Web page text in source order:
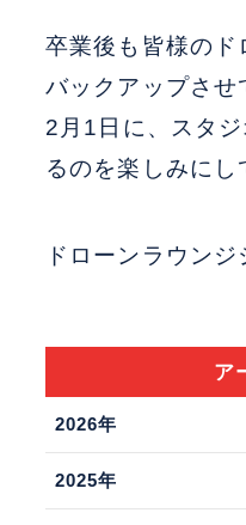
卒業後も皆様のド
バックアップさせ
2月1日に、スタ
るのを楽しみにし
ドローンラウン
ア
2026年
2025年